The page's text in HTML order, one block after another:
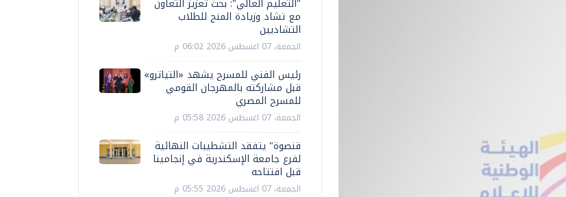
"التعليم العالي": بحث تعزيز التعاون
مع تشاد وزيادة المنح للطلاب
التشاديين
الجمعة، 07 اغسطس 2026 06:02 م
رئيس الفني للمسرح يشهد «التياترو»
قبل مشاركته بالمهرجان القومي
للمسرح المصري
الجمعة، 07 اغسطس 2026 05:58 م
قنصوة" يتفقد التشطيبات النهائية
لفرع جامعة الإسكندرية في إنجامينا
قبل افتتاحه
الجمعة، 07 اغسطس 2026 05:55 م